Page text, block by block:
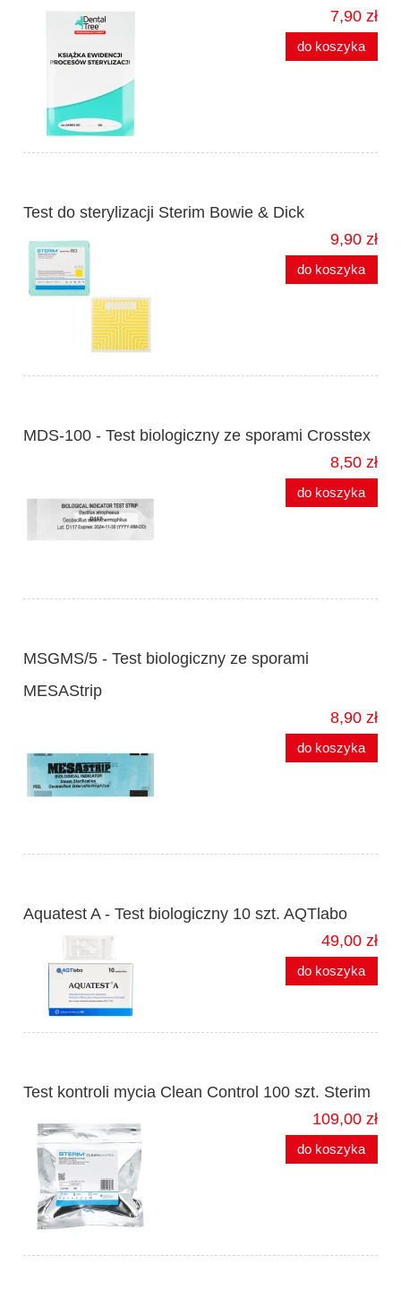
7,90 zł
do koszyka
Test do sterylizacji Sterim Bowie & Dick
9,90 zł
do koszyka
MDS-100 - Test biologiczny ze sporami Crosstex
8,50 zł
do koszyka
MSGMS/5 - Test biologiczny ze sporami
MESAStrip
8,90 zł
do koszyka
Aquatest A - Test biologiczny 10 szt. AQTlabo
49,00 zł
do koszyka
Test kontroli mycia Clean Control 100 szt. Sterim
109,00 zł
do koszyka